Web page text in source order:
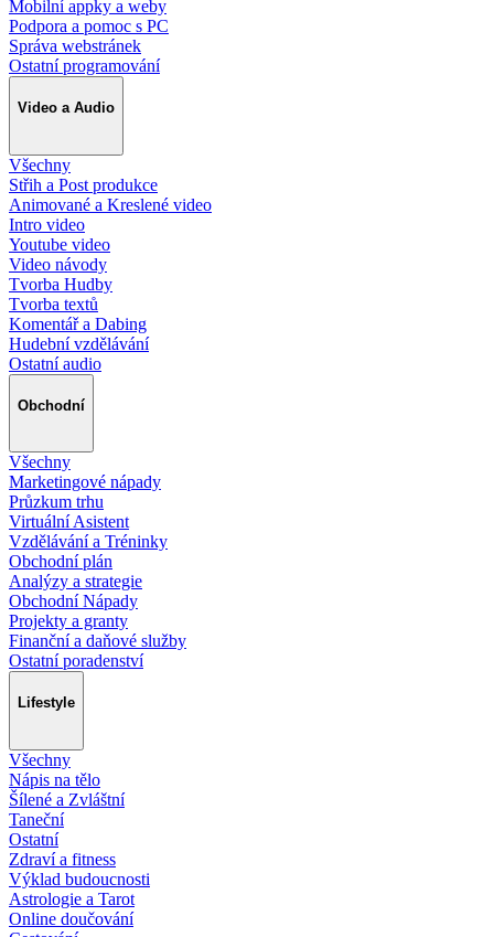
Mobilní appky a weby
Podpora a pomoc s PC
Správa webstránek
Ostatní programování
Video a Audio
Všechny
Střih a Post produkce
Animované a Kreslené video
Intro video
Youtube video
Video návody
Tvorba Hudby
Tvorba textů
Komentář a Dabing
Hudební vzdělávání
Ostatní audio
Obchodní
Všechny
Marketingové nápady
Průzkum trhu
Virtuální Asistent
Vzdělávání a Tréninky
Obchodní plán
Analýzy a strategie
Obchodní Nápady
Projekty a granty
Finanční a daňové služby
Ostatní poradenství
Lifestyle
Všechny
Nápis na tělo
Šílené a Zvláštní
Taneční
Ostatní
Zdraví a fitness
Výklad budoucnosti
Astrologie a Tarot
Online doučování